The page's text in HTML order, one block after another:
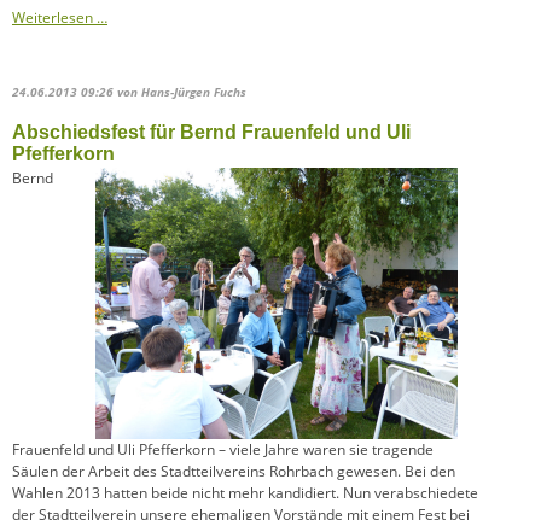
Weiterlesen …Ein
IGH?
24.06.2013 09:26 von Hans-Jürgen Fuchs
Abschiedsfest für Bernd Frauenfeld und Uli
Pfefferkorn
Bernd
Frauenfeld und Uli Pfefferkorn – viele Jahre waren sie tragende
Säulen der Arbeit des Stadtteilvereins Rohrbach gewesen. Bei den
Wahlen 2013 hatten beide nicht mehr kandidiert. Nun verabschiedete
der Stadtteilverein unsere ehemaligen Vorstände mit einem Fest bei